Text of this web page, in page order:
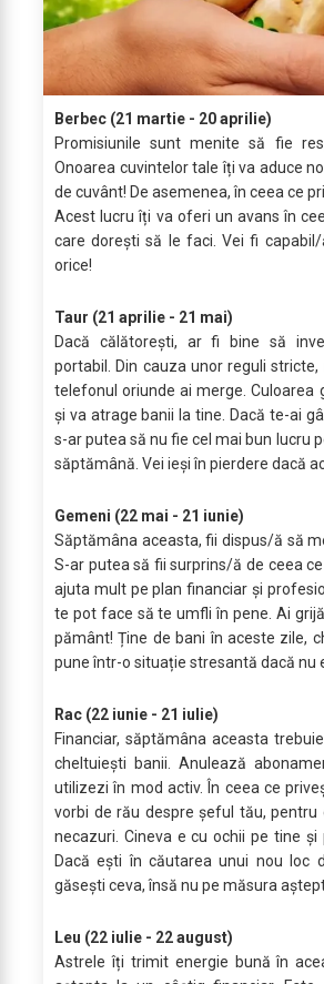
Berbec (21 martie - 20 aprilie)
Promisiunile sunt menite să fie
Onoarea cuvintelor tale îți va aduce
de cuvânt! De asemenea, în ceea ce
Acest lucru îți va oferi un avans în
care dorești să le faci. Vei fi
orice!
Taur (21 aprilie - 21 mai)
Dacă călătorești, ar fi bine să
portabil. Din cauza unor reguli
telefonul oriunde ai merge. Culoarea
și va atrage banii la tine. Dacă te-ai
s-ar putea să nu fie cel mai bun lucru
săptămână. Vei ieși în pierdere dacă
Gemeni (22 mai - 21 iunie)
Săptămâna aceasta, fii dispus/ă să
S-ar putea să fii surprins/ă de ceea
ajuta mult pe plan financiar și
te pot face să te umfli în pene. Ai
pământ! Ține de bani în aceste zile,
pune într-o situație stresantă dacă nu
Rac (22 iunie - 21 iulie)
Financiar, săptămâna aceasta
cheltuiești banii. Anulează
utilizezi în mod activ. În ceea ce
vorbi de rău despre șeful tău,
necazuri. Cineva e cu ochii pe tine
Dacă ești în căutarea unui nou loc
găsești ceva, însă nu pe măsura
Leu (22 iulie - 22 august)
Astrele îți trimit energie bună în